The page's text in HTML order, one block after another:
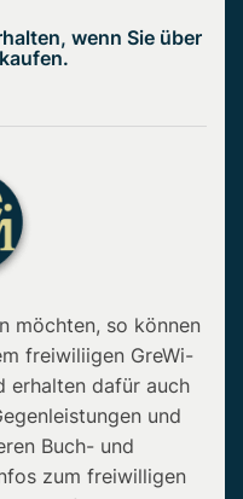
wenn Sie über
möchten, so können
freiwiliigen GreWi-
erhalten dafür auch
und
Buch- und
zum freiwilligen